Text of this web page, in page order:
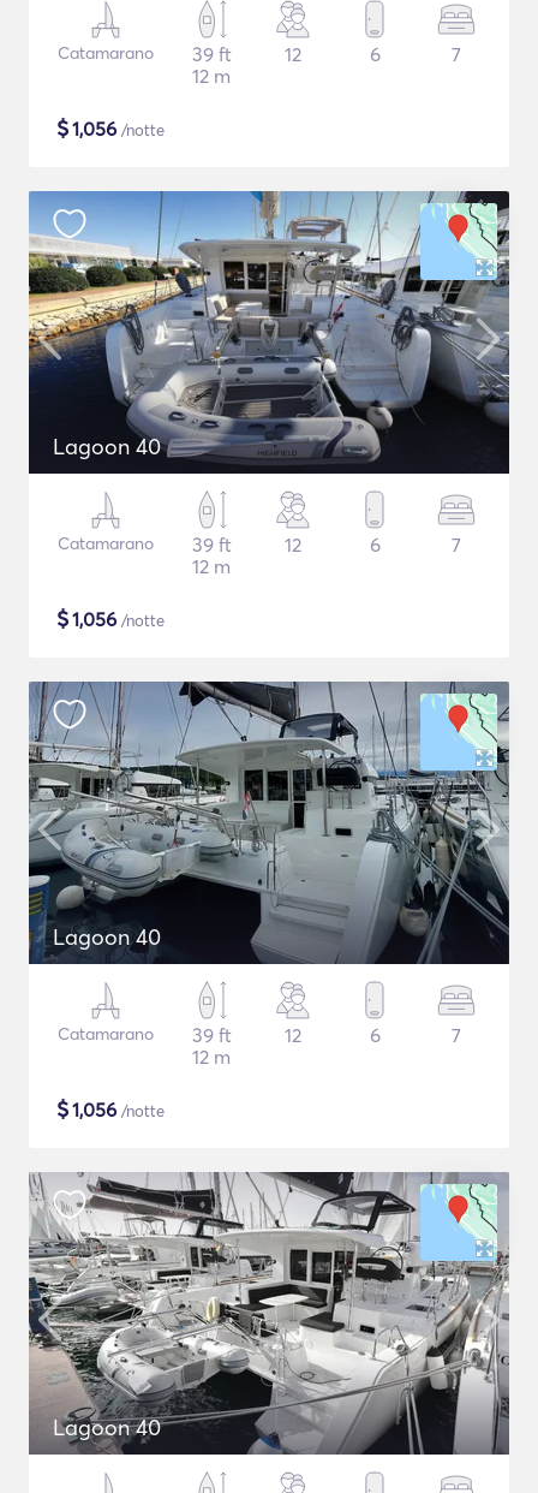
Catamarano
39 ft
12 m
12 6 7
$1,056 /notte
Lagoon 40
Catamarano
39 ft
12 m
12 6 7
$1,056 /notte
Lagoon 40
Catamarano
39 ft
12 m
12 6 7
$1,056 /notte
Lagoon 40